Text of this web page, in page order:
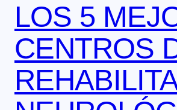
LOS 5
CENTROS